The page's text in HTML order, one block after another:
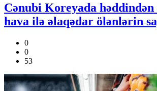
Cənubi Koreyada həddindən
hava ilə əlaqədar ölənlərin
0
0
53